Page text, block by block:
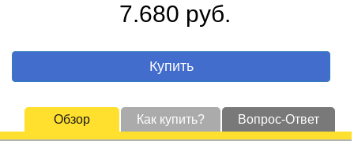
7.680 руб.
Купить
Обзор Как купить? Вопрос-Ответ